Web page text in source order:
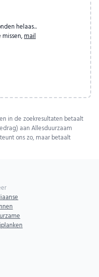
helaas...
mail
in de zoekresultaten betaalt
aan Allesduurzaam
ons zo, maar betaalt